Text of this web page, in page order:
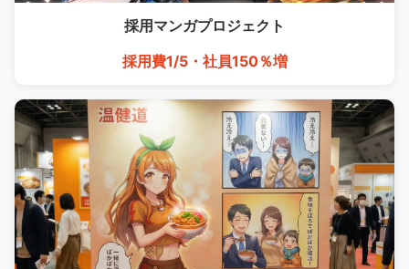
採用マンガプロジェクト
採用費1/5・社員150％増